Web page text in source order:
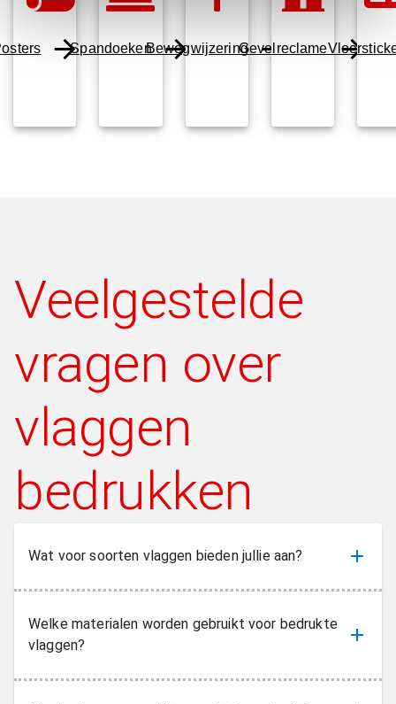
SpandoekenBewegwijzeringGevelreclame
Veelgestelde
vragen over
vlaggen
bedrukken
Wat voor soorten vlaggen bieden jullie aan?
Welke materialen worden gebruikt voor bedrukte
vlaggen?